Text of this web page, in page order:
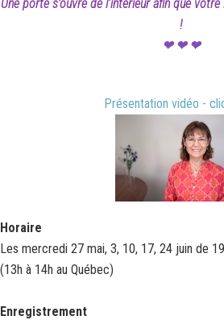
Une porte s’ouvre de l'intérieur afin que
!
❤ ❤ ❤
Présentation vidéo -
Horaire
Les mercredi 27 mai, 3, 10, 17, 24 juin de
(13h à 14h au Québec)
Enregistrement